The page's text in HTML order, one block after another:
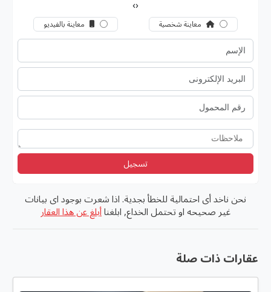
‹
›
معاينة شخصية معاينة بالفيديو
تسجيل
نحن ناخد أى احتمالية للخطأ بجدية. اذا شعرت بوجود اى بيانات
غير صحيحه او تحتمل الخداع, ابلغنا أبلغ عن هذا العقار
عقارات ذات صلة